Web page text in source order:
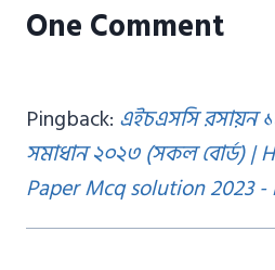
One Comment
Pingback: এইচএসসি রসায়ন
সমাধান ২০২৩ (সকল বোর্ড) |
Paper Mcq solution 2023 -